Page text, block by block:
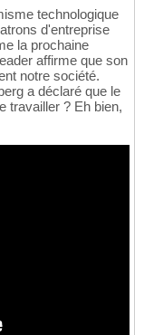
technologique
d'entreprise
la prochaine
affirme que son
notre société.
a déclaré que le
travailler ? Eh bien,